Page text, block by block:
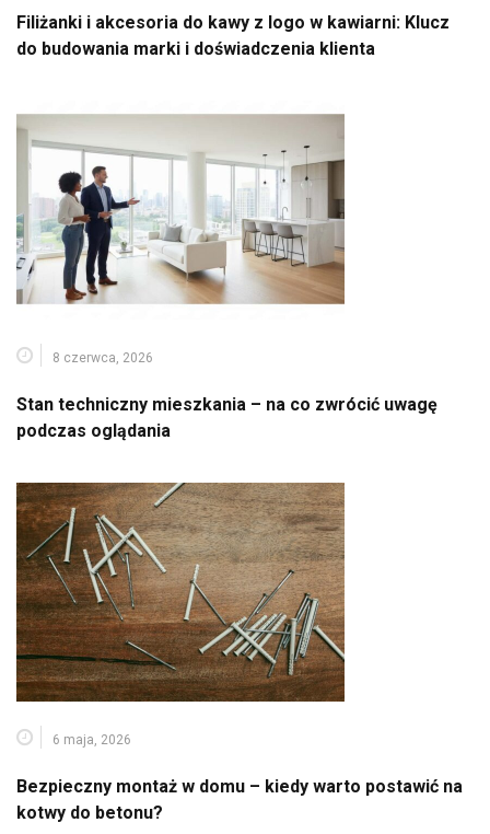
Filiżanki i akcesoria do kawy z logo w kawiarni: Klucz
do budowania marki i doświadczenia klienta
8 czerwca, 2026
Stan techniczny mieszkania – na co zwrócić uwagę
podczas oglądania
6 maja, 2026
Bezpieczny montaż w domu – kiedy warto postawić na
kotwy do betonu?